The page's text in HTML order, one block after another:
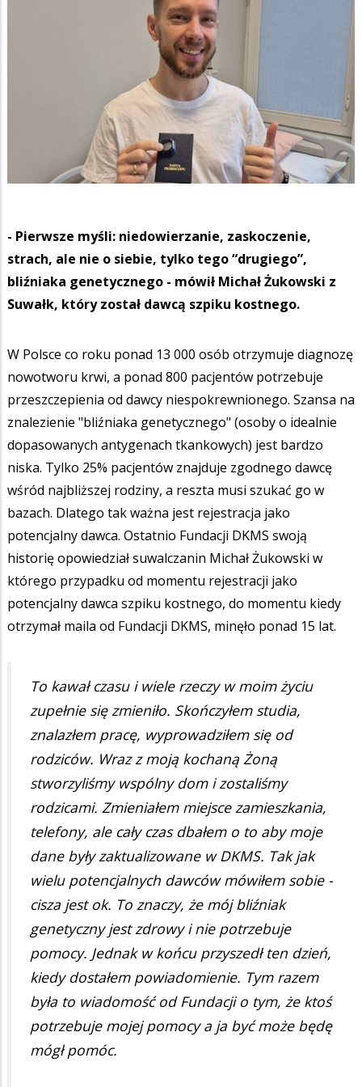
- Pierwsze myśli: niedowierzanie, zaskoczenie,
strach, ale nie o siebie, tylko tego “drugiego”,
bliźniaka genetycznego - mówił Michał Żukowski z
Suwałk, który został dawcą szpiku kostnego.
W Polsce co roku ponad 13 000 osób otrzymuje diagnozę
nowotworu krwi, a ponad 800 pacjentów potrzebuje
przeszczepienia od dawcy niespokrewnionego. Szansa na
znalezienie "bliźniaka genetycznego" (osoby o idealnie
dopasowanych antygenach tkankowych) jest bardzo
niska. Tylko 25% pacjentów znajduje zgodnego dawcę
wśród najbliższej rodziny, a reszta musi szukać go w
bazach. Dlatego tak ważna jest rejestracja jako
potencjalny dawca. Ostatnio Fundacji DKMS swoją
historię opowiedział suwalczanin Michał Żukowski w
którego przypadku od momentu rejestracji jako
potencjalny dawca szpiku kostnego, do momentu kiedy
otrzymał maila od Fundacji DKMS, minęło ponad 15 lat.
To kawał czasu i wiele rzeczy w moim życiu
zupełnie się zmieniło. Skończyłem studia,
znalazłem pracę, wyprowadziłem się od
rodziców. Wraz z moją kochaną Żoną
stworzyliśmy wspólny dom i zostaliśmy
rodzicami. Zmieniałem miejsce zamieszkania,
telefony, ale cały czas dbałem o to aby moje
dane były zaktualizowane w DKMS. Tak jak
wielu potencjalnych dawców mówiłem sobie -
cisza jest ok. To znaczy, że mój bliźniak
genetyczny jest zdrowy i nie potrzebuje
pomocy. Jednak w końcu przyszedł ten dzień,
kiedy dostałem powiadomienie. Tym razem
była to wiadomość od Fundacji o tym, że ktoś
potrzebuje mojej pomocy a ja być może będę
mógł pomóc.